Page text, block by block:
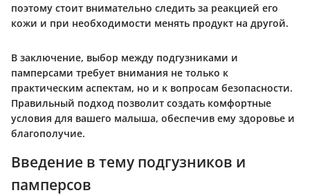
поэтому стоит внимательно следить за реакцией его
кожи и при необходимости менять продукт на другой.
В заключение, выбор между подгузниками и
памперсами требует внимания не только к
практическим аспектам, но и к вопросам безопасности.
Правильный подход позволит создать комфортные
условия для вашего малыша, обеспечив ему здоровье и
благополучие.
Введение в тему подгузников и
памперсов